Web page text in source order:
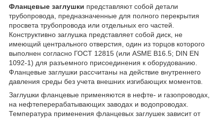
Фланцевые заглушки представляют собой детали
трубопровода, предназначенные для полного перекрытия
просвета трубопровода или отдельных его частей.
Конструктивно заглушка представляет собой диск, не
имеющий центрального отверстия, один из торцов которого
выполнен согласно ГОСТ 12815 (или ASME B16.5; DIN EN
1092-1) для разъемного присоединения к оборудованию.
Фланцевые заглушки рассчитаны на действие внутреннего
давления среды без учета внешних изгибающих моментов.
Заглушки фланцевые применяются в нефте- и газопроводах,
на нефтеперерабатывающих заводах и водопроводах.
Температура применения фланцевых заглушек зависит от